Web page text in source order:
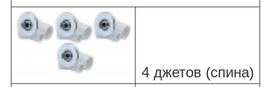
4 джетов (спина)